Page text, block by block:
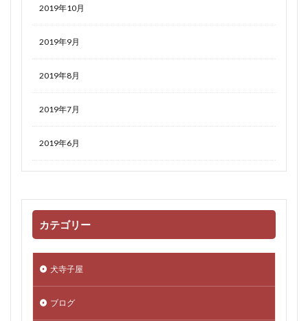
2019年10月
2019年9月
2019年8月
2019年7月
2019年6月
カテゴリー
犬寺子屋
ブログ